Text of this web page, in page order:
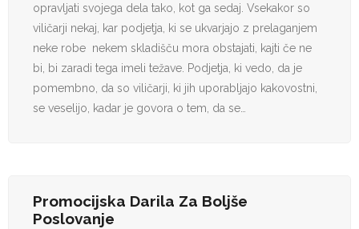
opravljati svojega dela tako, kot ga sedaj. Vsekakor so
viličarji nekaj, kar podjetja, ki se ukvarjajo z prelaganjem
neke robe nekem skladišču mora obstajati, kajti če ne
bi, bi zaradi tega imeli težave. Podjetja, ki vedo, da je
pomembno, da so viličarji, ki jih uporabljajo kakovostni,
se veselijo, kadar je govora o tem, da se…
Promocijska Darila Za Boljše
Poslovanje